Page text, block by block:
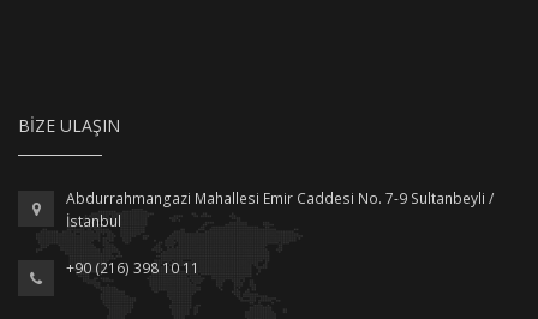
BIZE ULAŞIN
Abdurrahmangazi Mahallesi Emir Caddesi No. 7-9 Sultanbeyli /
İstanbul
+90 (216) 398 10 11